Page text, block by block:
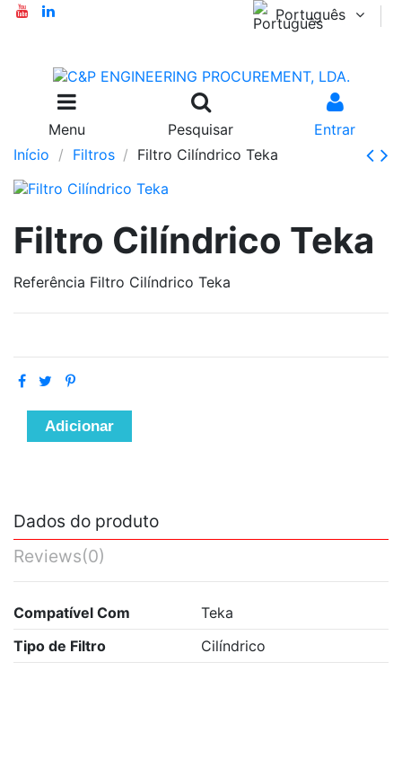
Português
Menu Pesquisar
Entrar
Início
Filtros Filtro Cilíndrico Teka
Filtro Cilíndrico Teka
Referência Filtro Cilíndrico Teka
Adicionar
Dados do produto
Reviews(0)
Compatível Com
Teka
Tipo de Filtro
Cilíndrico